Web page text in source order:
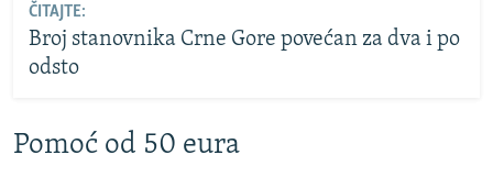
ČITAJTE:
Broj stanovnika Crne Gore povećan za dva i po
odsto
Pomoć od 50 eura